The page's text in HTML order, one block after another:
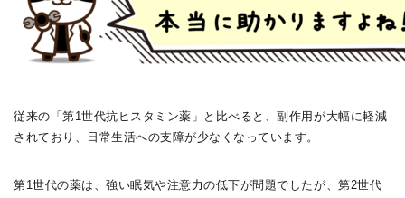
従来の「第1世代抗ヒスタミン薬」と比べると、副作用が大幅に軽減
されており、日常生活への支障が少なくなっています。
第1世代の薬は、強い眠気や注意力の低下が問題でしたが、第2世代